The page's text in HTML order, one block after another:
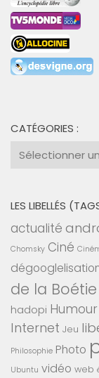
CATÉGORIES :
Catégories
LES LIBELLÉS
actualité
Chomsky Ciné
de la Boétie
hadopi Humour
Internet Jeu
Philosophie Photo
Ubuntu vidéo web